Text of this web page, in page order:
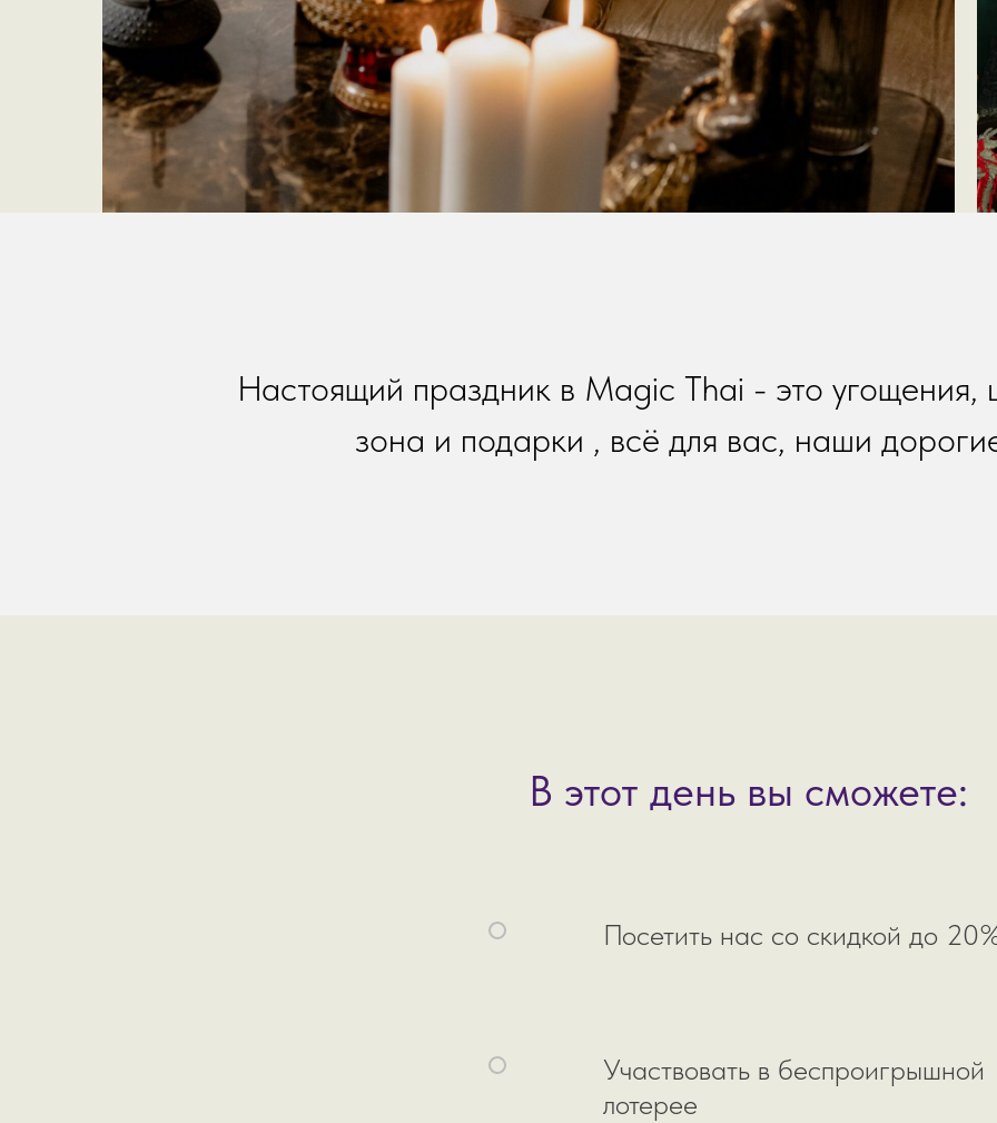
Настоящий праздник в Magic Thai - это
зона и подарки , всё для вас, наши
В этот день вы сможете:
Посетить нас со скидкой до
Участвовать в беспроигрышной
лотерее